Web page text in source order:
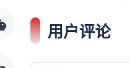
用户评论